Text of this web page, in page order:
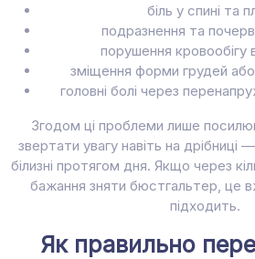
біль у спині та
подразнення та
порушення кровообігу
зміщення форми грудей або
головні болі через
Згодом ці проблеми лише
звертати увагу навіть на дрібниці
білизні протягом дня. Якщо через
бажання зняти бюстгальтер, це
підходить.
Як правильно